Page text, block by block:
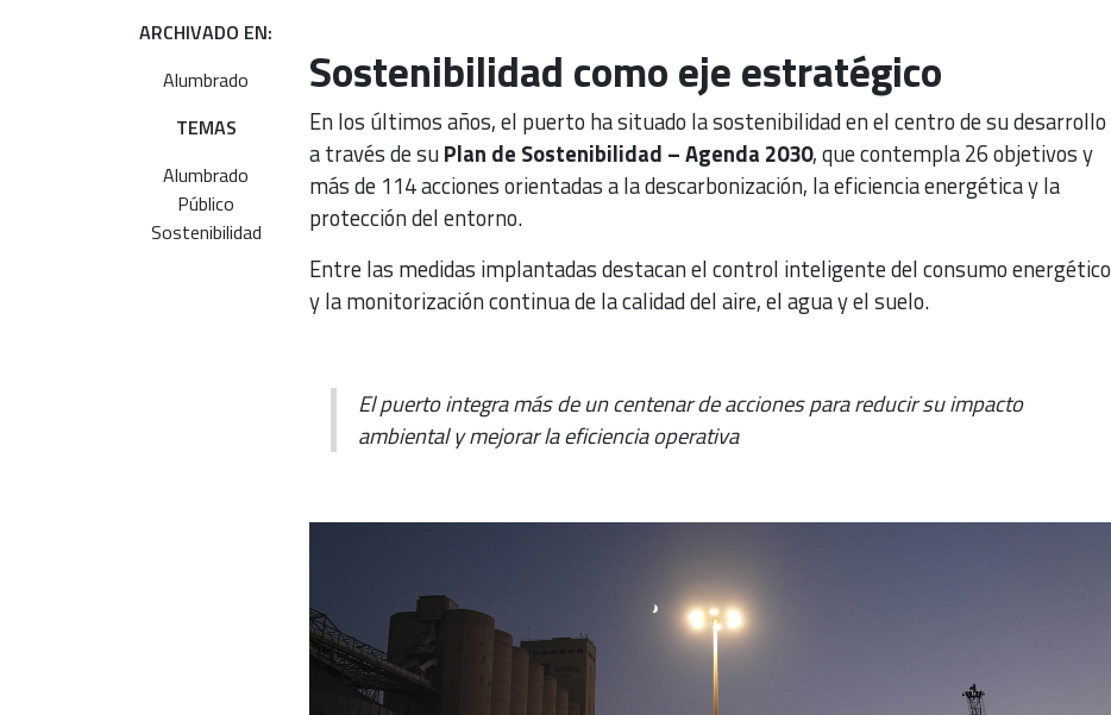
ARCHIVADO EN:
Alumbrado
TEMAS
Alumbrado
Público
Sostenibilidad
Sostenibilidad como eje estratégico
En los últimos años, el puerto ha situado la sostenibilidad en el centro de su desarrollo
a través de suPlan de Sostenibilidad – Agenda 2030, que contempla 26 objetivos y
más de 114 acciones orientadas a la descarbonización, la eficiencia energética y la
protección del entorno.
Entre las medidas implantadas destacan el control inteligente del consumo energético
y la monitorización continua de la calidad del aire, el agua y el suelo.
El puerto integra más de un centenar de acciones para reducir su impacto
ambiental y mejorar la eficiencia operativa